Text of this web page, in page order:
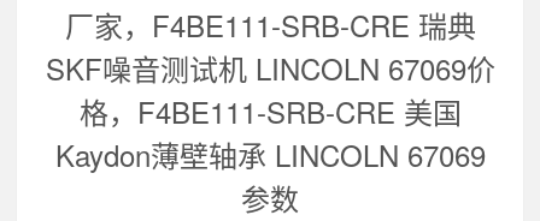
厂家， F4BE111-SRB-CRE 瑞典
SKF噪音测试机 LINCOLN 67069价
格， F4BE111-SRB-CRE 美国
Kaydon薄壁轴承 LINCOLN 67069
参数